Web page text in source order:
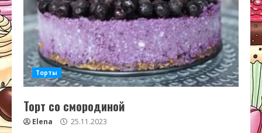
Торты
Торт со смородиной
Elena 25.11.2023